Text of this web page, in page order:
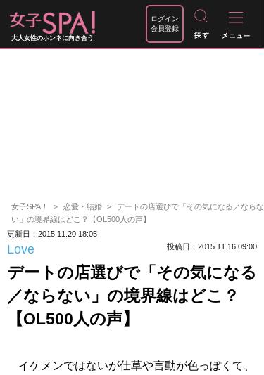
大人女性のホンネに向き合う
ログイン
会員登録
女子SPA！ 恋愛・結婚
デートの店選びで「その気になる／ならな
い」の境界線はどこ？【OL500人の声】
更新日：2015.11.20 18:05
Love 投稿日：2015.11.16 09:00
デートの店選びで「その気になる
／ならない」の境界線はどこ？
【OL500人の声】
イケメンではないが仕草や言動が色っぽくて、